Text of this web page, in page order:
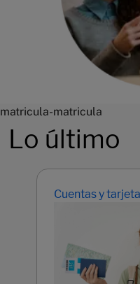
matricula-matricula
Lo último
Cuentas y